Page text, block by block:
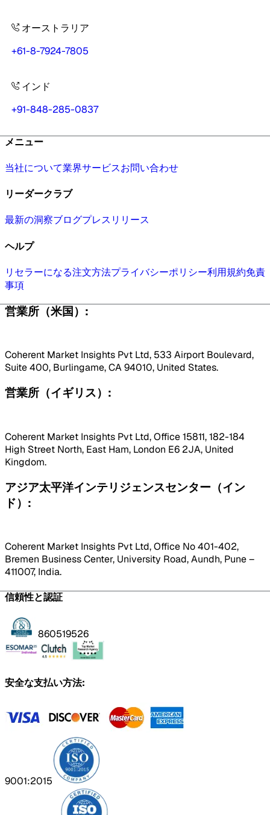
オーストラリア
+61-8-7924-7805
インド
+91-848-285-0837
メニュー
当社について業界サービスお問い合わせ
リーダークラブ
最新の洞察ブログプレスリリース
ヘルプ
リセラーになる注文方法プライバシーポリシー利用規約免責
事項
営業所（米国）:
Coherent Market Insights Pvt Ltd, 533 Airport Boulevard,
Suite 400, Burlingame, CA 94010, United States.
営業所（イギリス）:
Coherent Market Insights Pvt Ltd, Office 15811, 182-184
High Street North, East Ham, London E6 2JA, United
Kingdom.
アジア太平洋インテリジェンスセンター（イン
ド）:
Coherent Market Insights Pvt Ltd, Office No 401-402,
Bremen Business Center, University Road, Aundh, Pune –
411007, India.
信頼性と認証
860519526
安全な支払い方法:
9001:2015